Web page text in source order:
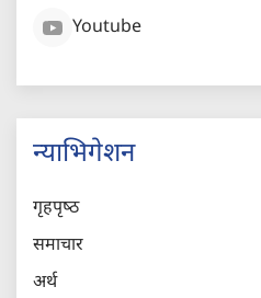
Youtube
न्याभिगेशन
गृहपृष्‍ठ
समाचार
अर्थ